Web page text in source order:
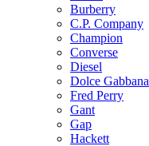
Burberry
C.P. Company
Champion
Converse
Diesel
Dolce Gabbana
Fred Perry
Gant
Gap
Hackett